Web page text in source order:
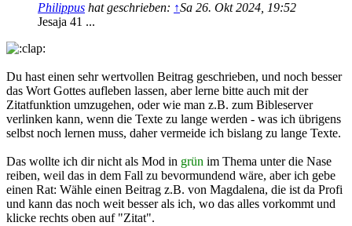
Philippus hat geschrieben: ↑Sa 26. Okt 2024, 19:52
Jesaja 41 ...
Du hast einen sehr wertvollen Beitrag geschrieben, und noch besser
das Wort Gottes aufleben lassen, aber lerne bitte auch mit der
Zitatfunktion umzugehen, oder wie man z.B. zum Bibleserver
verlinken kann, wenn die Texte zu lange werden - was ich übrigens
selbst noch lernen muss, daher vermeide ich bislang zu lange Texte.
Das wollte ich dir nicht als Mod in grün im Thema unter die Nase
reiben, weil das in dem Fall zu bevormundend wäre, aber ich gebe
einen Rat: Wähle einen Beitrag z.B. von Magdalena, die ist da Profi
und kann das noch weit besser als ich, wo das alles vorkommt und
klicke rechts oben auf "Zitat".